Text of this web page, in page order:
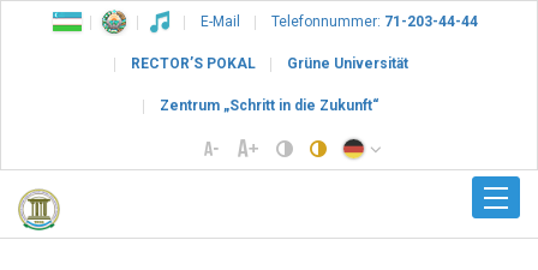
E-Mail Telefonnummer: 71-203-44-44
RECTOR’S POKAL Grüne Universität
Zentrum „Schritt in die Zukunft“